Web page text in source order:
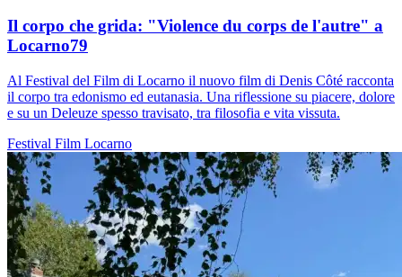
Il corpo che grida: "Violence du corps de l'autre" a
Locarno79
Al Festival del Film di Locarno il nuovo film di Denis Côté racconta
il corpo tra edonismo ed eutanasia. Una riflessione su piacere, dolore
e su un Deleuze spesso travisato, tra filosofia e vita vissuta.
Festival Film Locarno